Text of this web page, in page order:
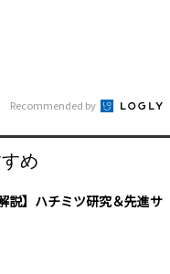
Recommended by
め
説】ハチミツ研究＆先進サ